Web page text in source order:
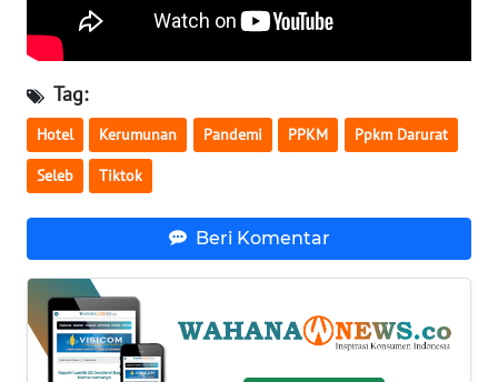
Tag:
Hotel Kerumunan Pandemi PPKM Ppkm Darurat
Seleb Tiktok
Beri Komentar
WN
RIAU
WN
SERAMBI
SULTRA
WN